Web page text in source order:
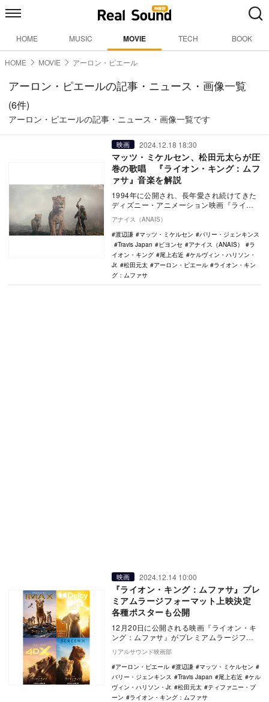
HOME MUSIC MOVIE TECH BOOK
HOME MOVIE アーロン・ピエール
アーロン・ピエールの記事・ニュース・画像一覧
(6件)
アーロン・ピエールの記事・ニュース・画像一覧です
映画 2024.12.18 18:30
マッツ・ミケルセン、松田元太らが圧
巻の歌唱 『ライオン・キング：ムフ
ァサ』音楽を解説
1994年に公開され、長年愛され続けてきた
ディズニー・アニメーション映画『ライオ
ン、シンバが…
アナイス（ANAIS）
渡辺謙
マッツ・ミケルセン
バリー・ジェンキンス
Travis Japan
ビヨンセ アナイス（ANAIS）
ラ
イオン・キング
尾上右近
ケルヴィン・ハリソン・
Jr.
松田元太 アーロン・ピエール
ライオン・キン
グ：ムファサ
映画 2024.12.14 10:00
『ライオン・キング：ムファサ』プレ
ミアムラージフォーマット上映決定
各種ポスターも公開
12月20日に公開される映画『ライオン・キ
ング：ムファサ』がプレミアムラージフォ
ーマット（IMAX、Dolby、4DX、Scre…
リアルサウンド映画部
アーロン・ピエール
渡辺謙
マッツ・ミケルセン
バリー・ジェンキンス
Travis Japan 尾上右近
ケル
ヴィン・ハリソン・Jr.
松田元太
ティファニー・ブ
ーン
ライオン・キング：ムファサ